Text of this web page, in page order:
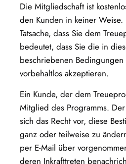
Die Mitgliedschaft ist
den Kunden in keiner
Tatsache, dass Sie dem
bedeutet, dass Sie die in
beschriebenen
vorbehaltlos akzeptieren.
Ein Kunde, der dem
Mitglied des Programms.
sich das Recht vor, diese
ganz oder teilweise zu
per E-Mail über
deren Inkrafttreten